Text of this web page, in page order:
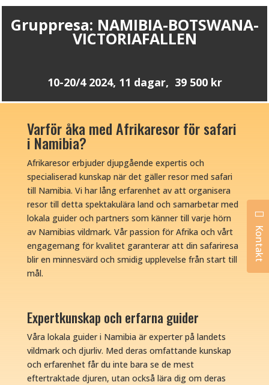
Gruppresa: NAMIBIA-BOTSWANA-
VICTORIAFALLEN
10-20/4 2024, 11 dagar, 39 500 kr
Varför åka med Afrikaresor för safari
i Namibia?
Afrikaresor erbjuder djupgående expertis och
specialiserad kunskap när det gäller resor med safari
till Namibia. Vi har lång erfarenhet av att organisera
resor till detta spektakulära land och samarbetar med
lokala guider och partners som känner till varje hörn
av Namibias vildmark. Vår passion för Afrika och vårt
engagemang för kvalitet garanterar att din safariresa
blir en minnesvärd och smidig upplevelse från start till
mål.
Expertkunskap och erfarna guider
Våra lokala guider i Namibia är experter på landets
vildmark och djurliv. Med deras omfattande kunskap
och erfarenhet får du inte bara se de mest
eftertraktade djuren, utan också lära dig om deras
Kontakt